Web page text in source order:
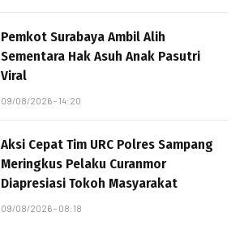
Pemkot Surabaya Ambil Alih
Sementara Hak Asuh Anak Pasutri
Viral
09/08/2026 - 14:20
Aksi Cepat Tim URC Polres Sampang
Meringkus Pelaku Curanmor
Diapresiasi Tokoh Masyarakat
09/08/2026 - 08:18